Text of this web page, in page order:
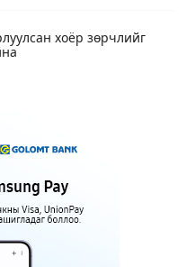
хоёр зөрчлийг
асуудалд ТЕГ-аас
дагуу шалгалтын
байна